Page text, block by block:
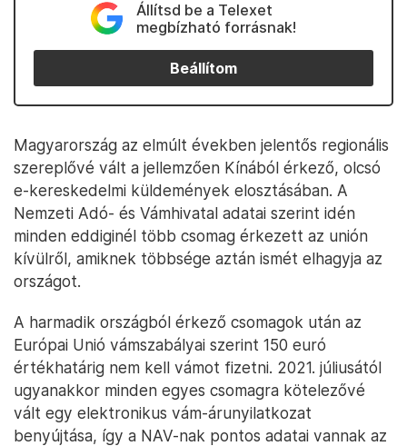
Állítsd be a Telexet
megbízható forrásnak!
Beállítom
Magyarország az elmúlt években jelentős regionális
szereplővé vált a jellemzően Kínából érkező, olcsó
e-kereskedelmi küldemények elosztásában. A
Nemzeti Adó- és Vámhivatal adatai szerint idén
minden eddiginél több csomag érkezett az unión
kívülről, amiknek többsége aztán ismét elhagyja az
országot.
A harmadik országból érkező csomagok után az
Európai Unió vámszabályai szerint 150 euró
értékhatárig nem kell vámot fizetni. 2021. júliusától
ugyanakkor minden egyes csomagra kötelezővé
vált egy elektronikus vám-árunyilatkozat
benyújtása, így a NAV-nak pontos adatai vannak az